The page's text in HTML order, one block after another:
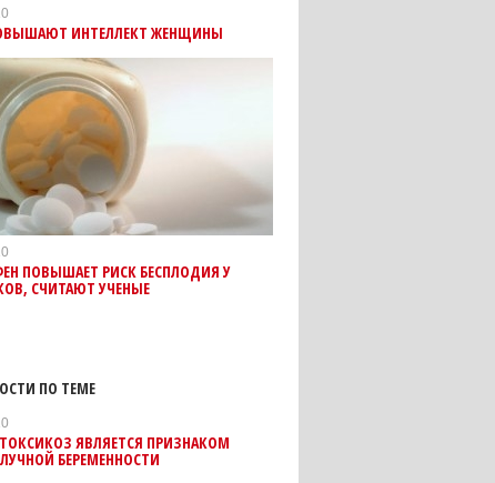
ИНТЕЛЛЕКТ ЖЕНЩИНЫ
ПОВЫШАЕТ РИСК БЕСПЛОДИЯ У
СЧИТАЮТ УЧЕНЫЕ
ПО ТЕМЕ
ЯВЛЯЕТСЯ ПРИЗНАКОМ
БЕРЕМЕННОСТИ